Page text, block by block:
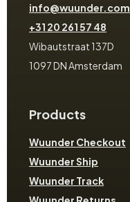
info@wuunder.com
+31 20 261 57 48
Wibautstraat 137D
1097 DN Amsterdam
Products
Wuunder Checkout
Wuunder Ship
Wuunder Track